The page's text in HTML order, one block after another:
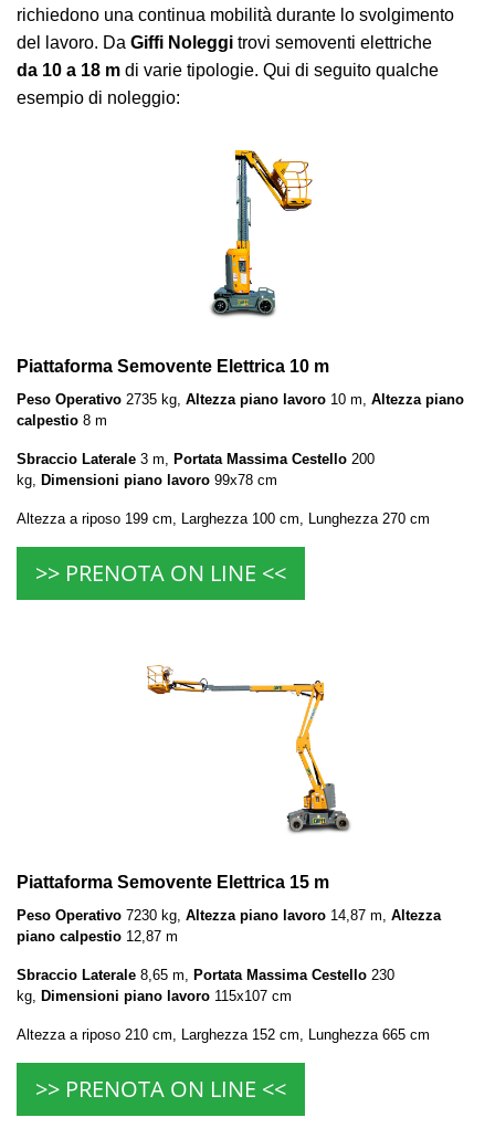
richiedono una continua mobilità durante lo svolgimento
del lavoro. Da Giffi Noleggi trovi semoventi elettriche
da 10 a 18 m di varie tipologie. Qui di seguito qualche
esempio di noleggio:
Piattaforma Semovente Elettrica 10 m
Peso Operativo 2735 kg, Altezza piano lavoro 10 m, Altezza piano
calpestio 8 m
Sbraccio Laterale 3 m, Portata Massima Cestello 200
kg, Dimensioni piano lavoro 99x78 cm
Altezza a riposo 199 cm, Larghezza 100 cm, Lunghezza 270 cm
>> PRENOTA ON LINE <<
Piattaforma Semovente Elettrica 15 m
Peso Operativo 7230 kg, Altezza piano lavoro 14,87 m, Altezza
piano calpestio 12,87 m
Sbraccio Laterale 8,65 m, Portata Massima Cestello 230
kg, Dimensioni piano lavoro 115x107 cm
Altezza a riposo 210 cm, Larghezza 152 cm, Lunghezza 665 cm
>> PRENOTA ON LINE <<